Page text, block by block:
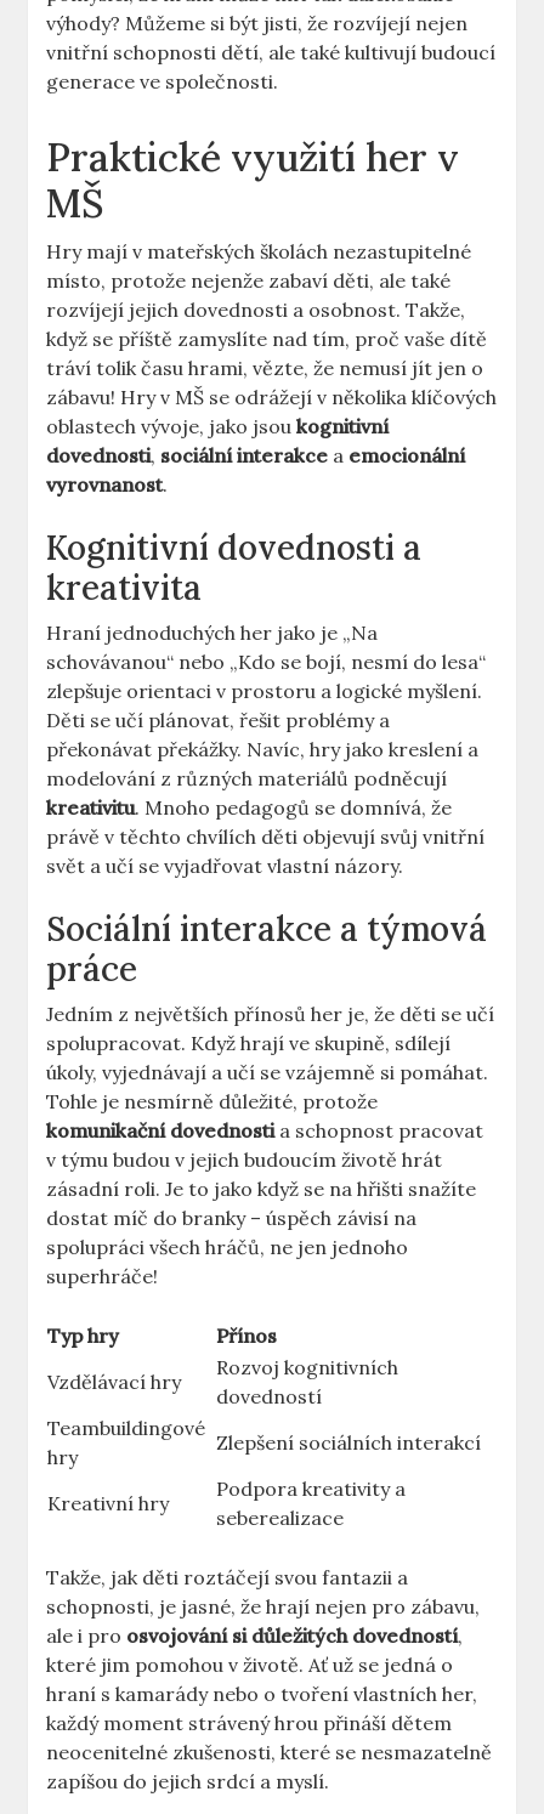
výhody? Můžeme si být jisti, že rozvíjejí nejen
vnitřní schopnosti dětí, ale také kultivují budoucí
generace ve společnosti.
Praktické využití her v
MŠ
Hry mají v mateřských školách nezastupitelné
místo, protože nejenže zabaví děti, ale také
rozvíjejí jejich dovednosti a osobnost. Takže,
když se příště zamyslíte nad tím, proč vaše dítě
tráví tolik času hrami, vězte, že nemusí jít jen o
zábavu! Hry v MŠ se odrážejí v několika klíčových
oblastech vývoje, jako jsoukognitivní
dovednosti, sociální interakce a emocionální
vyrovnanost.
Kognitivní dovednosti a
kreativita
Hraní jednoduchých her jako je „Na
schovávanou“ nebo „Kdo se bojí, nesmí do lesa“
zlepšuje orientaci v prostoru a logické myšlení.
Děti se učí plánovat, řešit problémy a
překonávat překážky. Navíc, hry jako kreslení a
modelování z různých materiálů podněcují
kreativitu. Mnoho pedagogů se domnívá, že
právě v těchto chvílích děti objevují svůj vnitřní
svět a učí se vyjadřovat vlastní názory.
Sociální interakce a týmová
práce
Jedním z největších přínosů her je, že děti se učí
spolupracovat. Když hrají ve skupině, sdílejí
úkoly, vyjednávají a učí se vzájemně si pomáhat.
Tohle je nesmírně důležité, protože
komunikační dovednostia schopnost pracovat
v týmu budou v jejich budoucím životě hrát
zásadní roli. Je to jako když se na hřišti snažíte
dostat míč do branky – úspěch závisí na
spolupráci všech hráčů, ne jen jednoho
superhráče!
Typ hry
Přínos
Vzdělávací hry
Rozvoj kognitivních
dovedností
Teambuildingové
hry
Zlepšení sociálních interakcí
Kreativní hry
Podpora kreativity a
seberealizace
Takže, jak děti roztáčejí svou fantazii a
schopnosti, je jasné, že hrají nejen pro zábavu,
ale i pro osvojování si důležitých dovedností,
které jim pomohou v životě. Ať už se jedná o
hraní s kamarády nebo o tvoření vlastních her,
každý moment strávený hrou přináší dětem
neocenitelné zkušenosti, které se nesmazatelně
zapíšou do jejich srdcí a myslí.